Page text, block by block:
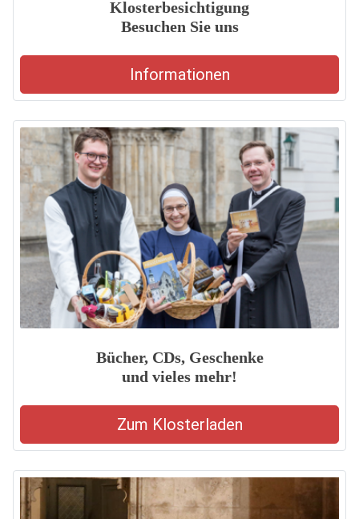
Klosterbesichtigung
Besuchen Sie uns
Informationen
Bücher, CDs, Geschenke
und vieles mehr!
Zum Klosterladen